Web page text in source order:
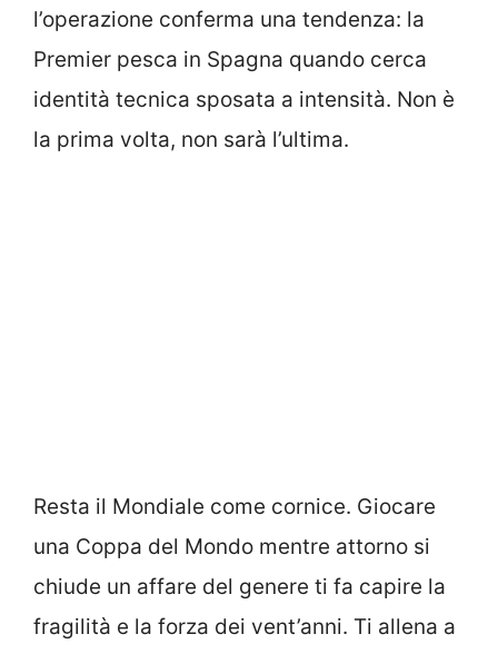
l’operazione conferma una tendenza: la
Premier pesca in Spagna quando cerca
identità tecnica sposata a intensità. Non è
la prima volta, non sarà l’ultima.
Resta il Mondiale come cornice. Giocare
una Coppa del Mondo mentre attorno si
chiude un affare del genere ti fa capire la
fragilità e la forza dei vent’anni. Ti allena a